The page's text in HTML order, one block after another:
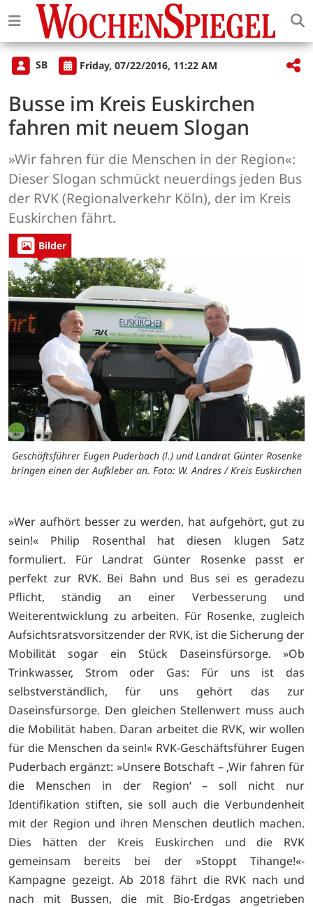
SB Friday, 07/22/2016, 11:22 AM
Busse im Kreis Euskirchen
fahren mit neuem Slogan
»Wir fahren für die Menschen in der Region«:
Dieser Slogan schmückt neuerdings jeden Bus
der RVK (Regionalverkehr Köln), der im Kreis
Euskirchen fährt.
Bilder
Geschäftsführer Eugen Puderbach (l.) und Landrat Günter Rosenke
bringen einen der Aufkleber an. Foto: W. Andres / Kreis Euskirchen
»Wer aufhört besser zu werden, hat aufgehört, gut zu
sein!« Philip Rosenthal hat diesen klugen Satz
formuliert. Für Landrat Günter Rosenke passt er
perfekt zur RVK. Bei Bahn und Bus sei es geradezu
Pflicht, ständig an einer Verbesserung und
Weiterentwicklung zu arbeiten. Für Rosenke, zugleich
Aufsichtsratsvorsitzender der RVK, ist die Sicherung der
Mobilität sogar ein Stück Daseinsfürsorge. »Ob
Trinkwasser, Strom oder Gas: Für uns ist das
selbstverständlich, für uns gehört das zur
Daseinsfürsorge. Den gleichen Stellenwert muss auch
die Mobilität haben. Daran arbeitet die RVK, wir wollen
für die Menschen da sein!« RVK-Geschäftsführer Eugen
Puderbach ergänzt: »Unsere Botschaft – ‚Wir fahren für
die Menschen in der Region‘ – soll nicht nur
Identifikation stiften, sie soll auch die Verbundenheit
mit der Region und ihren Menschen deutlich machen.
Dies hätten der Kreis Euskirchen und die RVK
gemeinsam bereits bei der »Stoppt Tihange!«-
Kampagne gezeigt. Ab 2018 fährt die RVK nach und
nach mit Bussen, die mit Bio-Erdgas angetrieben